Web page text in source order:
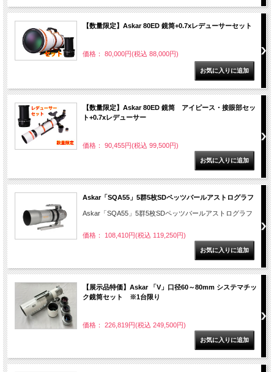
【数量限定】Askar 80ED 鏡筒+0.7xレデューサーセット
価格： 80,000円(税込 88,000円)
【数量限定】Askar 80ED 鏡筒 アイピース・接眼部セッ
ト+0.7xレデューサー
価格： 90,455円(税込 99,500円)
Askar「SQA55」5群5枚SDペッツバールアストログラフ
Askar「SQA55」5群5枚SDペッツバールアストログラフ
価格： 108,410円(税込 119,250円)
【展示品特価】Askar 「V」口径60～80mm システマチッ
ク鏡筒セット ※1台限り
価格： 226,819円(税込 249,500円)